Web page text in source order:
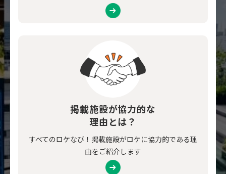
掲載施設が協力的な
理由とは？
すべてのロケなび！掲載施設がロケに協力的である理
由をご紹介します